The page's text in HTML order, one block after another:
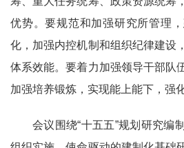
优势。要规范和加强研究所管理
化，加强内控机制和组织纪律建设
体系效能。要着力加强领导干部队
加强培养锻炼，实现能上能下，强
会议围绕“十五五”规划研究编